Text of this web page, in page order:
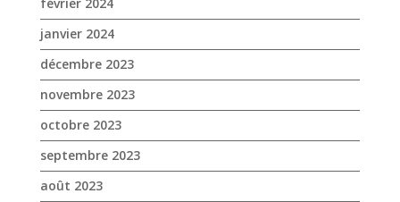
septembre 2023
août 2023
juin 2023
mai 2023
avril 2023
mars 2023
janvier 2023